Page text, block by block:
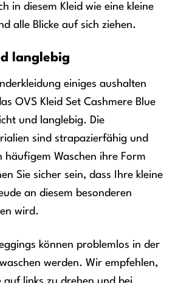
in diesem Kleid wie eine kleine
alle Blicke auf sich ziehen.
langlebig
einiges aushalten
OVS Kleid Set Cashmere Blue
und langlebig. Die
sind strapazierfähig und
häufigem Waschen ihre Form
Sie sicher sein, dass Ihre kleine
an diesem besonderen
wird.
können problemlos in der
werden. Wir empfehlen,